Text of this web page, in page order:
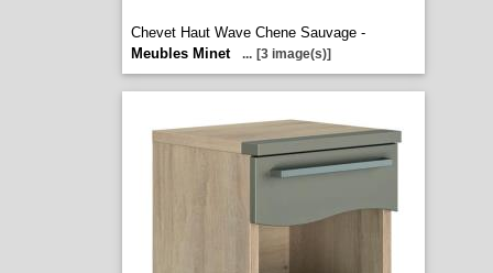
Chevet Haut Wave Chene Sauvage -
Meubles Minet
... [3 image(s)]